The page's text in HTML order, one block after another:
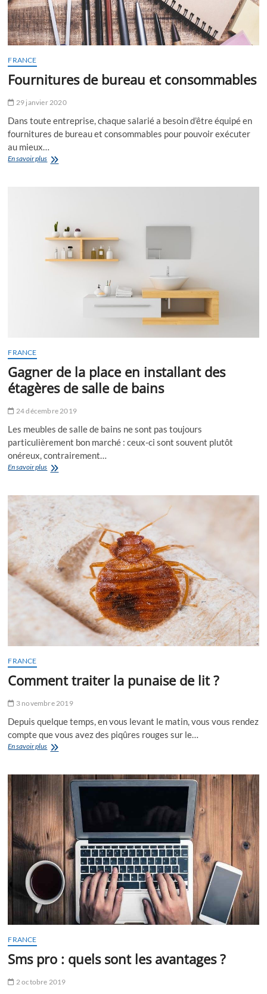
FRANCE
Fournitures de bureau et consommables
29 janvier 2020
Dans toute entreprise, chaque salarié a besoin d’être équipé en
fournitures de bureau et consommables pour pouvoir exécuter
au mieux…
En savoir plusFournitures
FRANCE
Gagner de la place en installant des
étagères de salle de bains
24 décembre 2019
Les meubles de salle de bains ne sont pas toujours
particulièrement bon marché : ceux-ci sont souvent plutôt
onéreux, contrairement…
En savoir plusGagner
en
installant
des
de
salle
de
bains
FRANCE
Comment traiter la punaise de lit ?
3 novembre 2019
Depuis quelque temps, en vous levant le matin, vous vous rendez
compte que vous avez des piqûres rouges sur le…
En savoir plusComment
punaise
lit
?
FRANCE
Sms pro : quels sont les avantages ?
2 octobre 2019